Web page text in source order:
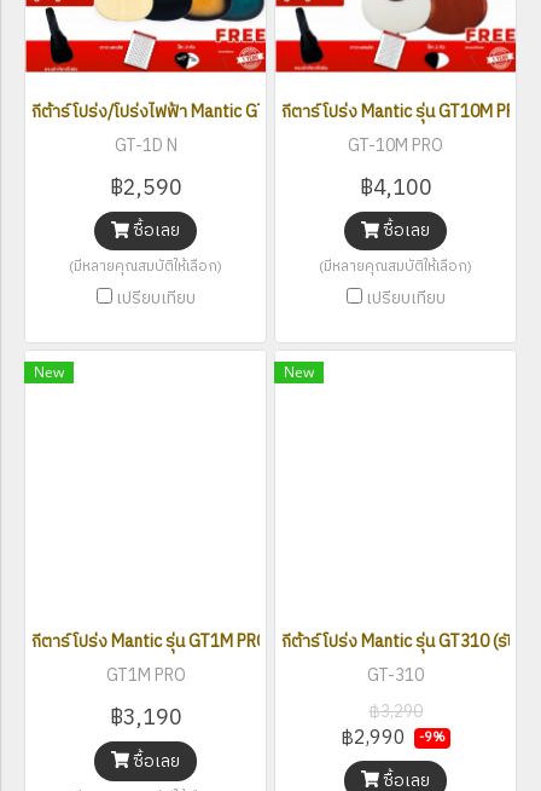
กีต้าร์โปร่ง/โปร่งไฟฟ้า Mantic GT1D/GT1DC ( ขนาด 41 นิ้ว )
GT-1D N
฿2,590
ซื้อเลย
(มีหลายคุณสมบัติให้เลือก)
เปรียบเทียบ
กีตาร์โปร่ง Mantic รุ่น GT10M PRO
GT-10M PRO
฿4,100
ซื้อเลย
(มีหลายคุณสมบัติให้เลือก)
เปรียบเทียบ
New
กีตาร์โปร่ง Mantic รุ่น GT1M PRO
GT1M PRO
฿3,190
ซื้อเลย
New
กีต้าร์โปร่ง Mantic รุ่น GT310 (รับป
GT-310
฿3,290
฿2,990 -9%
ซื้อเลย